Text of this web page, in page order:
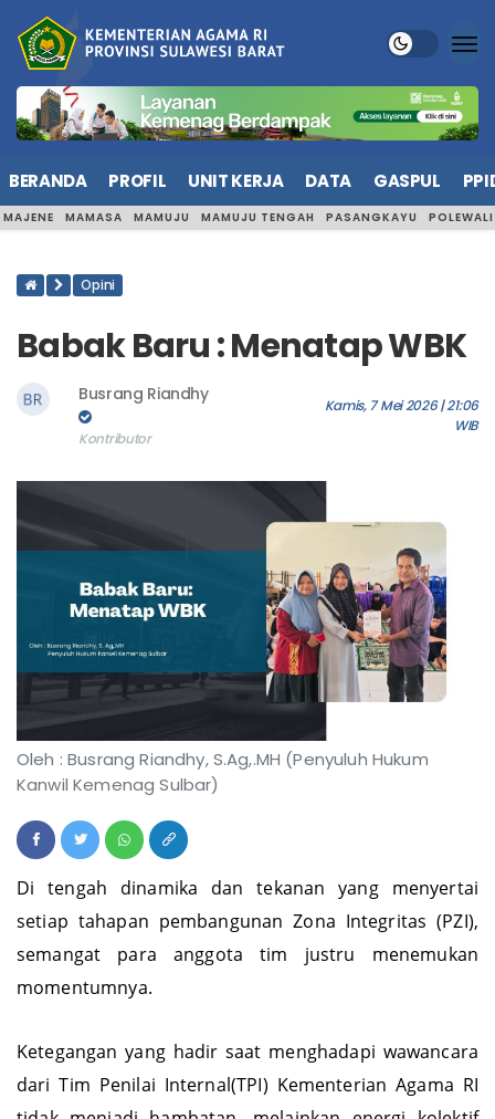
BERANDA PROFIL UNIT KERJA DATA GASPUL
Babak Baru : Menatap WBK
Busrang Riandhy
Kamis, 7 Mei 2026 | 21:06
Oleh : Busrang Riandhy, S.Ag,.MH (Penyuluh Hukum
Di tengah dinamika dan tekanan yang menyertai
setiap tahapan pembangunan Zona Integritas (PZI),
Ketegangan yang hadir saat menghadapi wawancara
dari Tim Penilai Internal(TPI) Kementerian Agama RI